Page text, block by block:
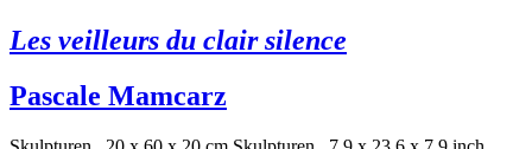
Les veilleurs du clair silence
Pascale Mamcarz